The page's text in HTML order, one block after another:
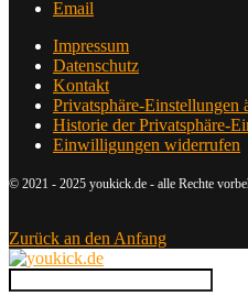
Email
Impressum
Datenschutz
Kontakt
Privatsphäre-Einstellungen
Historie der Privatsphäre-
Einwilligungen widerrufen
© 2021 - 2025 youkick.de - alle Rechte
Zurück an den Anfang